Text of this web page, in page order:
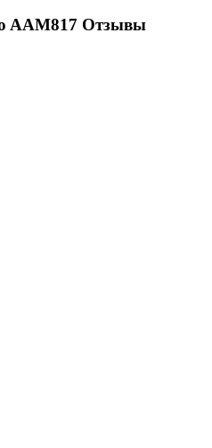
AAM817 Отзывы